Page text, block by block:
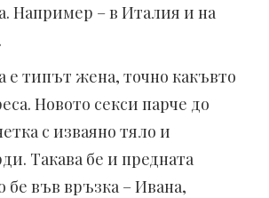
Например – в Италия и на
е типът жена, точно какъвто
Новото секси парче до
с изваяно тяло и
Такава бе и предната
бе във връзка – Ивана,